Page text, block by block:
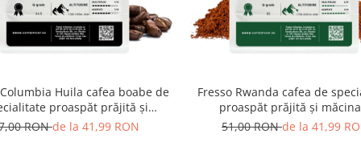
Huila cafea boabe de
proaspăt prăjită și
decofeinizată
RONde la 41,99 RON
Fresso Rwanda cafea de
proaspăt prăjită și
51,00 RONde la 41,99